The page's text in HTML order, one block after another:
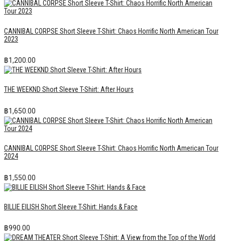
CANNIBAL CORPSE Short Sleeve T-Shirt: Chaos Horrific North American Tour
2023
฿1,200.00
THE WEEKND Short Sleeve T-Shirt: After Hours
฿1,650.00
CANNIBAL CORPSE Short Sleeve T-Shirt: Chaos Horrific North American Tour
2024
฿1,550.00
BILLIE EILISH Short Sleeve T-Shirt: Hands & Face
฿990.00